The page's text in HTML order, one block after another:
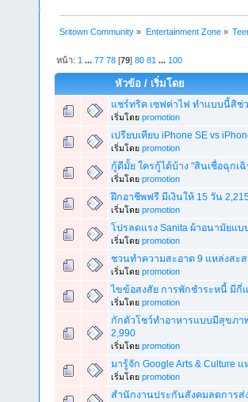
Sritown Community » Entertainment Zone»
หน้า: 1 ...77 78 [79]80 81 ... 100
หัวข้อ / เริ่มโดย
แชร์ทริค เซฟค่าไฟ ทำแบบนี้สิช่ว
เริ่มโดย promotion
เปรียบเทียบ iPhone SE vs
เริ่มโดย promotion
กู้ดีมั้ย ใครกู้ได้บ้าง "สินเชื่อฉุกเ
เริ่มโดย promotion
ฝึกอาชีพฟรี มีเงินให้ 15 วัน
เริ่มโดย promotion
โปรลดแรง Sanita ผ้าอนามัยแ
เริ่มโดย promotion
ชวนทำความสะอาด 9 แหล่งสะ
เริ่มโดย promotion
ไขข้อสงสัย การพักชำระหนี้ มีกี่
เริ่มโดย promotion
กักตัวโชว์ทำอาหารแบบมีสุขภา
2,990
เริ่มโดย promotion
มารู้จัก Google Arts & Culture
เริ่มโดย promotion
สำนักงานประกันสังคมลดการส่